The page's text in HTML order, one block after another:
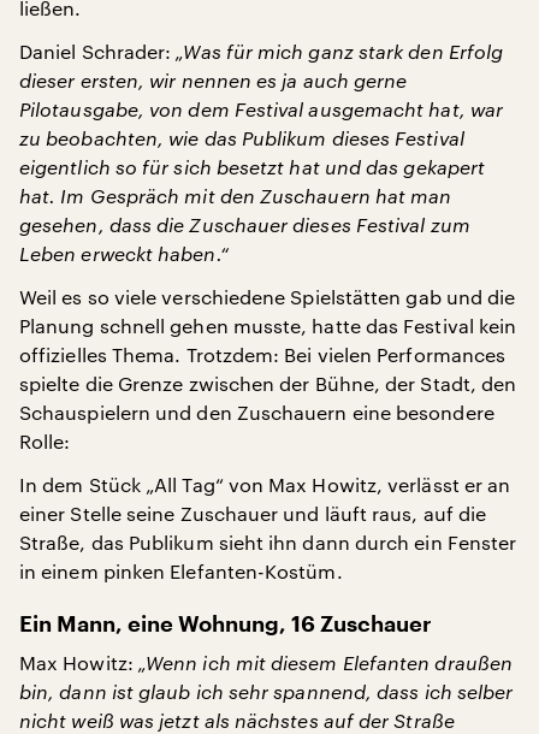
ließen.
Daniel Schrader: „Was für mich ganz stark den Erfolg
dieser ersten, wir nennen es ja auch gerne
Pilotausgabe, von dem Festival ausgemacht hat, war
zu beobachten, wie das Publikum dieses Festival
eigentlich so für sich besetzt hat und das gekapert
hat. Im Gespräch mit den Zuschauern hat man
gesehen, dass die Zuschauer dieses Festival zum
Leben erweckt haben.“
Weil es so viele verschiedene Spielstätten gab und die
Planung schnell gehen musste, hatte das Festival kein
offizielles Thema. Trotzdem: Bei vielen Performances
spielte die Grenze zwischen der Bühne, der Stadt, den
Schauspielern und den Zuschauern eine besondere
Rolle:
In dem Stück „All Tag“ von Max Howitz, verlässt er an
einer Stelle seine Zuschauer und läuft raus, auf die
Straße, das Publikum sieht ihn dann durch ein Fenster
in einem pinken Elefanten-Kostüm.
Ein Mann, eine Wohnung, 16 Zuschauer
Max Howitz: „Wenn ich mit diesem Elefanten draußen
bin, dann ist glaub ich sehr spannend, dass ich selber
nicht weiß was jetzt als nächstes auf der Straße